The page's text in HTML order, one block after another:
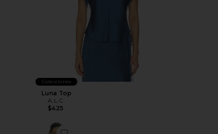
Colecciones
Luna Top
A.L.C.
$425